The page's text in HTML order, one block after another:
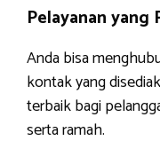
Pelayanan yang
Anda bisa
kontak yang
terbaik bagi
serta ramah.